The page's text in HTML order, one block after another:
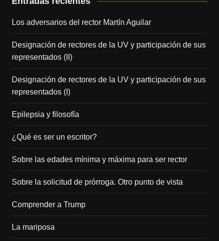
Los adversarios del rector Martín Aguilar
Designación de rectores de la UV y participación de sus
representados (II)
Designación de rectores de la UV y participación de sus
representados (I)
Epilepsia y filosofía
¿Qué es ser un escritor?
Sobre las edades mínima y máxima para ser rector
Sobre la solicitud de prórroga. Otro punto de vista
Comprender a Trump
La mariposa